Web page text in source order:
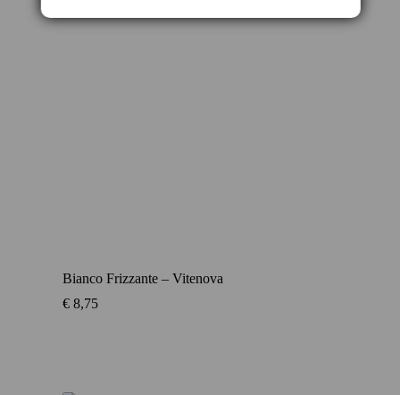
Bianco Frizzante – Vitenova
€ 8,75